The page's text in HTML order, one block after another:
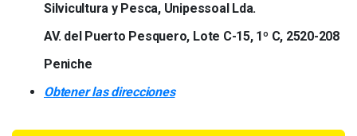
Silvicultura y Pesca, Unipessoal Lda.
AV. del Puerto Pesquero, Lote C-15, 1º C, 2520-208
Peniche
Obtener las direcciones